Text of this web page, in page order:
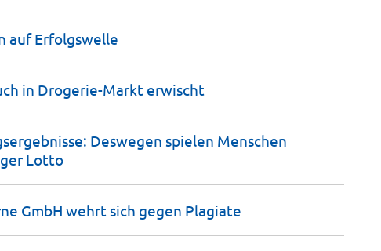
aufErfolgswelle
in Drogerie-Markt erwischt
Deswegen spielen Menschen
Lotto
GmbH wehrt sich gegen Plagiate